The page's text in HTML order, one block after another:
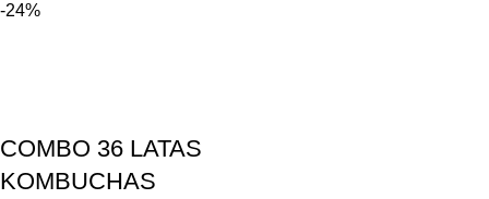
-24%
COMBO 36 LATAS
KOMBUCHAS